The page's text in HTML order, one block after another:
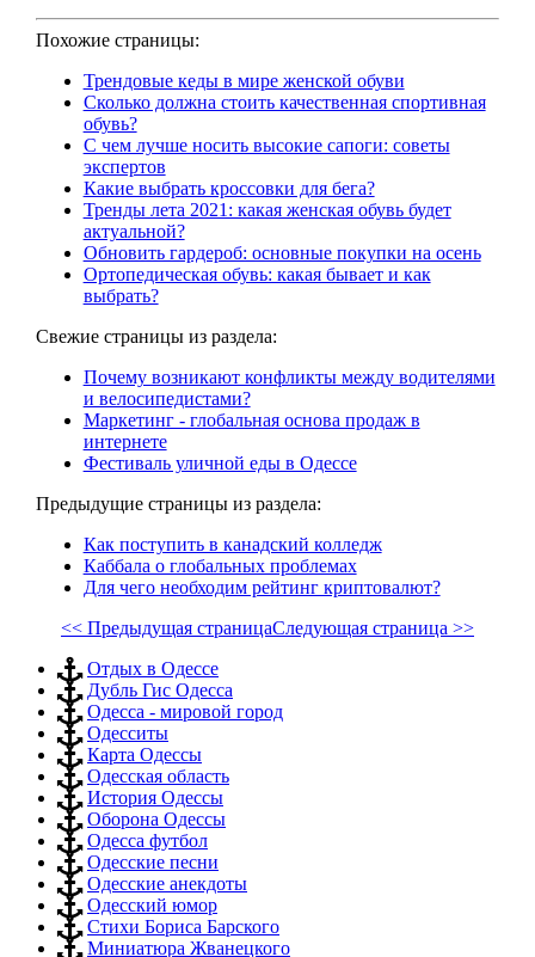
Похожие страницы:
Трендовые кеды в мире женской обуви
Сколько должна стоить качественная спортивная
обувь?
С чем лучше носить высокие сапоги: советы
экспертов
Какие выбрать кроссовки для бега?
Тренды лета 2021: какая женская обувь будет
актуальной?
Обновить гардероб: основные покупки на осень
Ортопедическая обувь: какая бывает и как
выбрать?
Свежие страницы из раздела:
Почему возникают конфликты между водителями
и велосипедистами?
Маркетинг - глобальная основа продаж в
интернете
Фестиваль уличной еды в Одессе
Предыдущие страницы из раздела:
Как поступить в канадский колледж
Каббала о глобальных проблемах
Для чего необходим рейтинг криптовалют?
<< Предыдущая страницаСледующая страница >>
Отдых в Одессе
Дубль Гис Одесса
Одесса - мировой город
Одесситы
Карта Одессы
Одесская область
История Одессы
Оборона Одессы
Одесса футбол
Одесские песни
Одесские анекдоты
Одесский юмор
Стихи Бориса Барского
Миниатюра Жванецкого